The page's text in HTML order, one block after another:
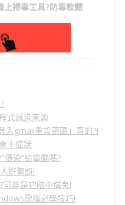
掃毒工具?防毒軟體
式感染來源
入gmail重設密碼」真的?假的?5
十症狀
傳染”給電腦嗎?
好驚訝!
可能是它暗中搞鬼!
電腦必學技巧!